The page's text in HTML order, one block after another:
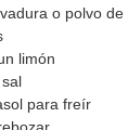
o polvo
limón
para freír